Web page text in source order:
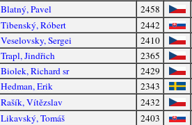
Blatný, Pavel
2458
Tibenský, Róbert
2442
Veselovsky, Sergei
2410
Trapl, Jindřich
2365
Biolek, Richard sr
2429
Hedman, Erik
2343
Rašík, Vítězslav
2432
Likavský, Tomáš
2403